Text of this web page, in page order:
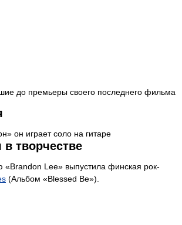
до премьеры своего последнего фильма
он играет соло на гитаре
творчестве
«Brandon Lee» выпустила финская рок-
(Альбом «Blessed Be»).